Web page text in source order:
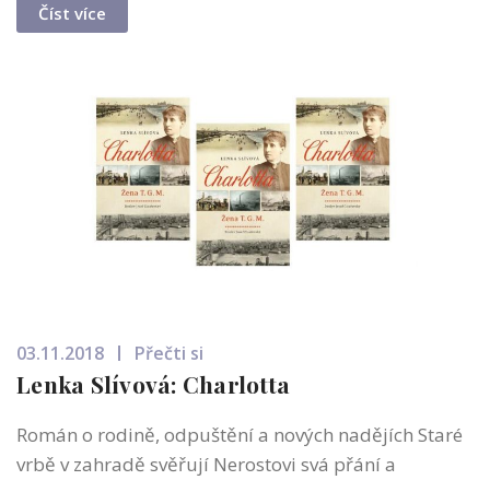
Číst více
03.11.2018 Přečti si
Lenka Slívová: Charlotta
Román o rodině, odpuštění a nových nadějích Staré
vrbě v zahradě svěřují Nerostovi svá přání a